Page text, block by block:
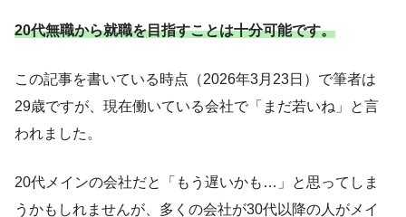
20代無職から就職を目指すことは十分可能です。
この記事を書いている時点（2026年3月23日）で筆者は
29歳ですが、現在働いている会社で「まだ若いね」と言
われました。
20代メインの会社だと「もう遅いかも…」と思ってしま
うかもしれませんが、多くの会社が30代以降の人がメイ